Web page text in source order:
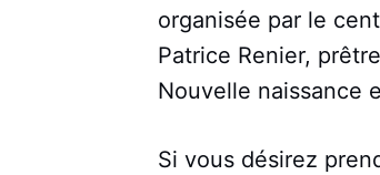
organisée par le
Patrice Renier,
Nouvelle naissance
Si vous désirez